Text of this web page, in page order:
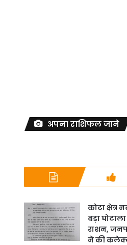
अपना राशिफल जाने
कोटा क्षेत्र
बड़ा
राशन,
ने की